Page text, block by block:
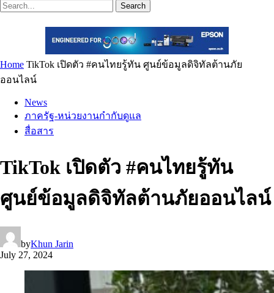
Search
Home TikTok เปิดตัว #คนไทยรู้ทัน ศูนย์ข้อมูลดิจิทัลต้านภัย
ออนไลน์
News
ภาครัฐ-หน่วยงานกำกับดูแล
สื่อสาร
TikTok เปิดตัว #คนไทยรู้ทัน
ศูนย์ข้อมูลดิจิทัลต้านภัยออนไลน์
byKhun Jarin
July 27, 2024